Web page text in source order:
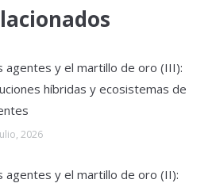
agentes y el martillo de oro (III):
híbridas y ecosistemas de
2026
agentes y el martillo de oro (II):